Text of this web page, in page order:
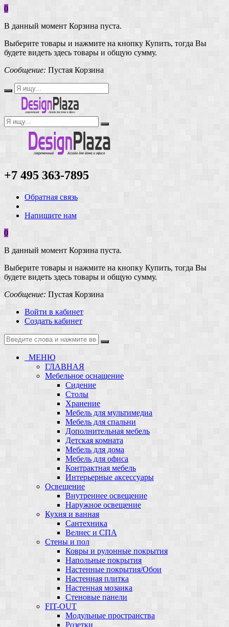
0
В данный момент Корзина пуста.
Выберите товары и нажмите на кнопку Купить, тогда Вы
будете видеть здесь товары и общую сумму.
Сообщение: Пустая Корзина
+7 495 363-7895
Обратная связь
Напишите нам
0
В данный момент Корзина пуста.
Выберите товары и нажмите на кнопку Купить, тогда Вы
будете видеть здесь товары и общую сумму.
Сообщение: Пустая Корзина
Войти в кабинет
Создать кабинет
МЕНЮ
ГЛАВНАЯ
Мебельное оснащение
Сидение
Столы
Хранение
Мебель для мультимедиа
Мебель для спальни
Дополнительная мебель
Детская комната
Мебель для дома
Мебель для офиса
Контрактная мебель
Интерьерные аксессуары
Освещение
Внутреннее освещение
Наружное освещение
Кухня и ванная
Сантехника
Велнес и СПА
Стены и пол
Ковры и рулонные покрытия
Напольные покрытия
Настенные покрытия/Обои
Настенная плитка
Настенная мозаика
Стеновые панели
FIT-OUT
Модульные пространства
Розетки